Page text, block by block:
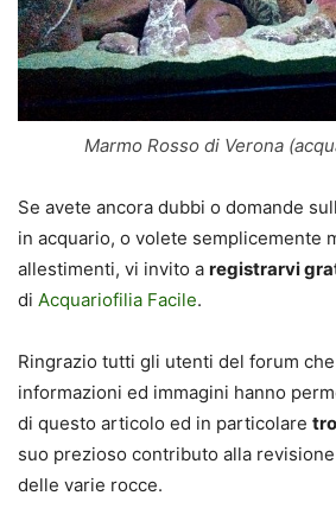
Marmo Rosso di Verona
Se avete ancora dubbi o domande
in acquario, o volete semplicemente
allestimenti, vi invito a registrarvi
di Acquariofilia Facile.
Ringrazio tutti gli utenti del forum
informazioni ed immagini hanno
di questo articolo ed in particolare
suo prezioso contributo alla
delle varie rocce.